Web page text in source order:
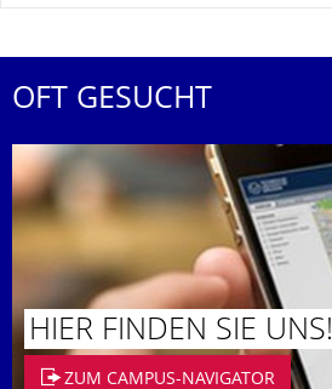
OFT GESUCHT
HIER FINDEN SIE UNS!
ZUM CAMPUS-NAVIGATOR